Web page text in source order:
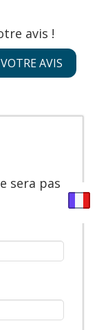
avis !
AVIS
sera pas